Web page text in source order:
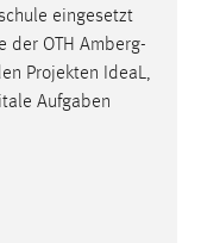
eingesetzt
der OTH Amberg-
Projekten IdeaL,
Aufgaben
mibew_locale = 3